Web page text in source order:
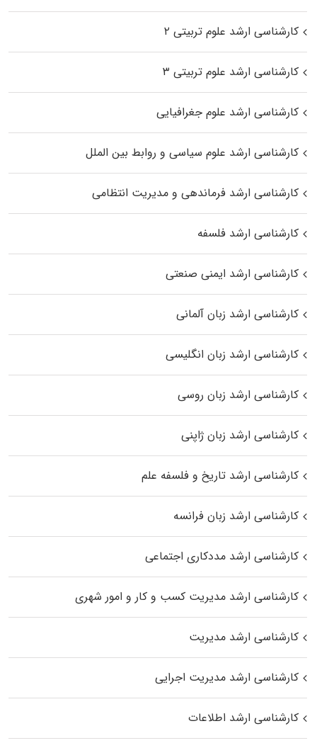
کارشناسی ارشد علوم تربیتی ۲
کارشناسی ارشد علوم تربیتی ۳
کارشناسی ارشد علوم جغرافیایی
کارشناسی ارشد علوم سیاسی و روابط بین الملل
کارشناسی ارشد فرماندهی و مدیریت انتظامی
کارشناسی ارشد فلسفه
کارشناسی ارشد ایمنی صنعتی
کارشناسی ارشد زبان آلمانی
کارشناسی ارشد زبان انگلیسی
کارشناسی ارشد زبان روسی
کارشناسی ارشد زبان ژاپنی
کارشناسی ارشد تاریخ و فلسفه علم
کارشناسی ارشد زبان فرانسه
کارشناسی ارشد مددکاری اجتماعی
کارشناسی ارشد مدیریت کسب و کار و امور شهری
کارشناسی ارشد مدیریت
کارشناسی ارشد مدیریت اجرایی
کارشناسی ارشد اطلاعات